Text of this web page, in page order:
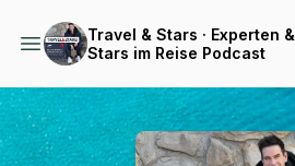
Travel & Stars · Experten &
Stars im Reise Podcast
Podcast Background Image